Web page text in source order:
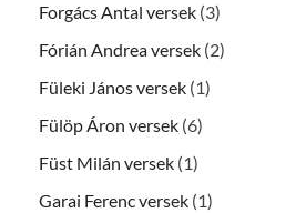
Forgács Antal versek (3)
Fórián Andrea versek (2)
Füleki János versek (1)
Fülöp Áron versek (6)
Füst Milán versek (1)
Garai Ferenc versek (1)